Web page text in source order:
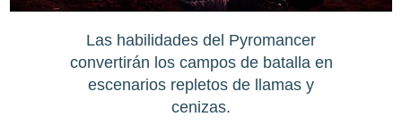
Las habilidades del Pyromancer
convertirán los campos de batalla en
escenarios repletos de llamas y
cenizas.